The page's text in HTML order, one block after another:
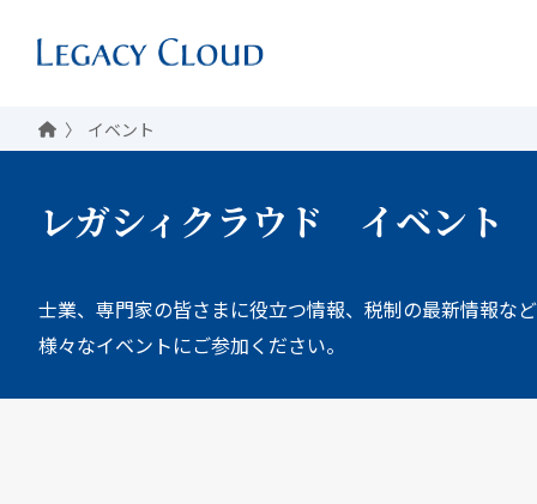
イベント
レガシィクラウド イベント
士業、専門家の皆さまに役立つ情報、税制の最新情報な
様々なイベントにご参加ください。